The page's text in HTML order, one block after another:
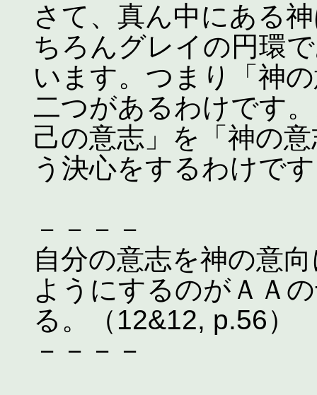
さて、真ん中にある
ちろんグレイの円環
います。つまり「神
二つがあるわけです
己の意志」を「神の
う決心をするわけで
－－－－
自分の意志を神の意
ようにするのがＡＡ
る。（12&12, p.56）
－－－－